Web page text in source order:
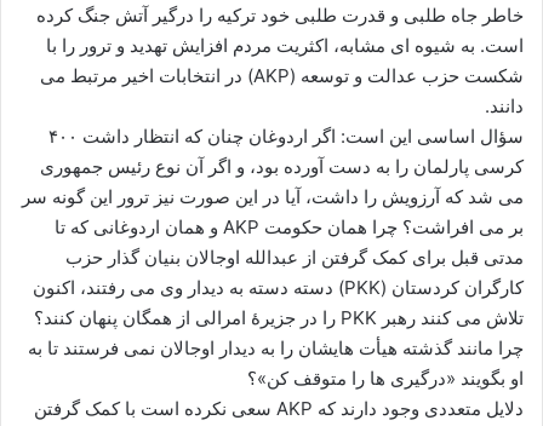
خاطر جاه طلبی و قدرت طلبی خود ترکیه را درگیر آتش جنگ کرده
است. به شیوه ای مشابه، اکثریت مردم افزایش تهدید و ترور را با
شکست حزب عدالت و توسعه (AKP) در انتخابات اخیر مرتبط می
دانند.
سؤال اساسی این است: اگر اردوغان چنان که انتظار داشت ۴۰۰
کرسی پارلمان را به دست آورده بود، و اگر آن نوع رئیس جمهوری
می شد که آرزویش را داشت، آیا در این صورت نیز ترور این گونه سر
بر می افراشت؟ چرا همان حکومت AKP و همان اردوغانی که تا
مدتی قبل برای کمک گرفتن از عبدالله اوجالان بنیان گذار حزب
کارگران کردستان (PKK) دسته دسته به دیدار وی می رفتند، اکنون
تلاش می کنند رهبر PKK را در جزیرۀ امرالی از همگان پنهان کنند؟
چرا مانند گذشته هیأت هایشان را به دیدار اوجالان نمی فرستند تا به
او بگویند «درگیری ها را متوقف کن»؟
دلایل متعددی وجود دارند که AKP سعی نکرده است با کمک گرفتن